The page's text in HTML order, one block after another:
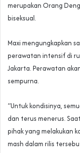
merupakan Orang
biseksual.
Maxi mengungkapkan
perawatan intensif di
Jakarta. Perawatan
sempurna.
“Untuk kondisinya,
dan terus menerus.
pihak yang melakukan
mash dalam rilis